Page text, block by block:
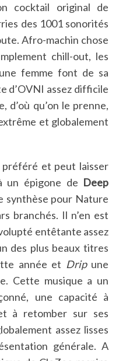
cocktail original de
des 1001 sonorités
Afro-machin chose
chill-out, les
femme font de sa
d’OVNI assez difficile
d’où qu’on le prenne,
et globalement
et peut laisser
un épigone de Deep
synthèse pour Nature
branchés. Il n’en est
entêtante assez
des plus beaux titres
année et Dripune
Cette musique a un
une capacité à
à retomber sur ses
assez lisses
générale. A